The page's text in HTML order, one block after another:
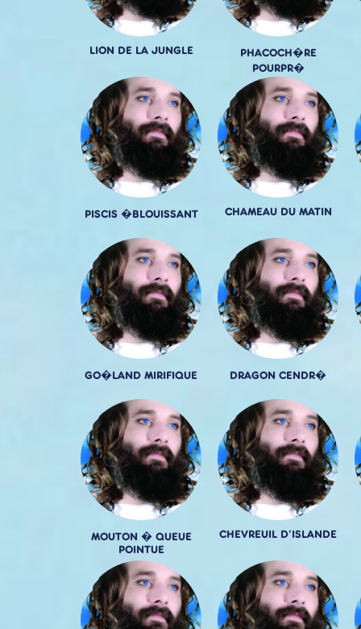
LION DE LA JUNGLE
PHACOCH�RE
POURPR�
PISCIS �BLOUISSANT CHAMEAU DU MATIN
GO�LAND MIRIFIQUE DRAGON CENDR�
MOUTON � QUEUE
POINTUE
CHEVREUIL D'ISLANDE